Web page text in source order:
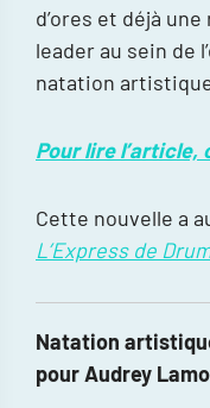
d’ores et déjà
leader au sein de
natation
Pour lire l’article,
Cette nouvelle a
L’Express de
Natation
pour Audrey